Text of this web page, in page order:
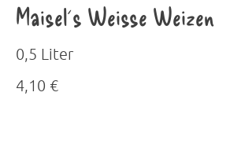
Maisel´s Weisse Weizen
0,5 Liter
4,10 €